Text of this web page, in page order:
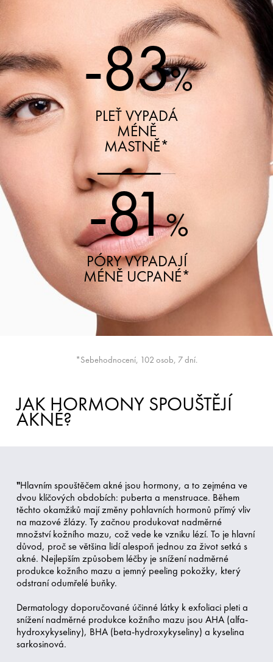
-83%
PLEŤ VYPADÁ
MÉNĚ
MASTNĚ*
-81%
PÓRY VYPADAJÍ
MÉNĚ UCPANÉ*
*Sebehodnocení, 102 osob, 7 dní.
JAK HORMONY SPOUŠTĚJÍ
AKNÉ?
"Hlavním spouštěčem akné jsou hormony, a to zejména ve
dvou klíčových obdobích: puberta a menstruace. Během
těchto okamžiků mají změny pohlavních hormonů přímý vliv
na mazové žlázy. Ty začnou produkovat nadměrné
množství kožního mazu, což vede ke vzniku lézí. To je hlavní
důvod, proč se většina lidí alespoň jednou za život setká s
akné. Nejlepším způsobem léčby je snížení nadměrné
produkce kožního mazu a jemný peeling pokožky, který
odstraní odumřelé buňky.
Dermatology doporučované účinné látky k exfoliaci pleti a
snížení nadměrné produkce kožního mazu jsou AHA (alfa-
hydroxykyseliny), BHA (beta-hydroxykyseliny) a kyselina
sarkosinová.